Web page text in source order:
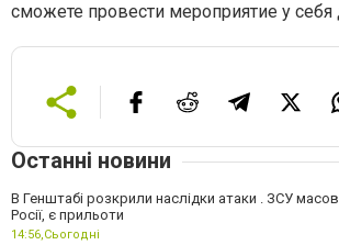
сможете провести мероприятие у себя
Останні новини
В Генштабі розкрили наслідки атаки . ЗСУ
Росії, є прильоти
14:56,Сьогодні